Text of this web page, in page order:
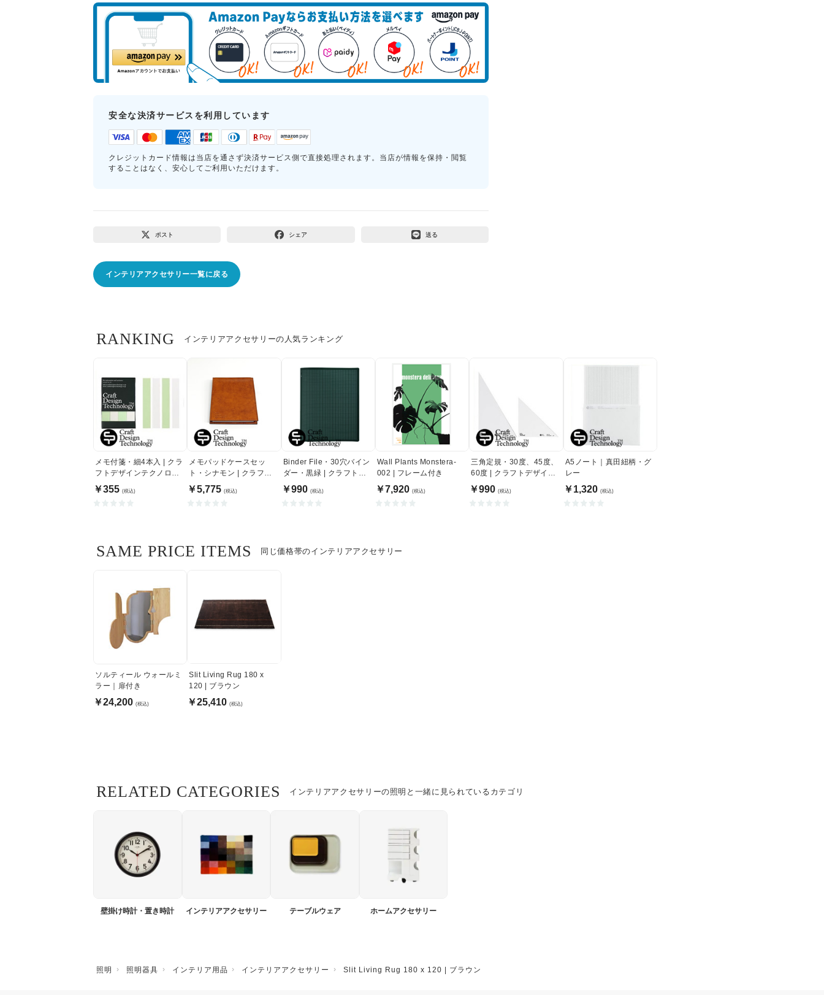
安全な決済サービスを利用しています
クレジットカード情報は当店を通さず決済サービス側で直接処理されます。当店が情報を保持・閲覧
することはなく、安心してご利用いただけます。
ポスト シェア 送る
インテリアアクセサリー一覧に戻る
インテリアアクセサリーの人気ランキング
RANKING
メモ付箋・細4本入 | クラ
フトデザインテクノロジ
ー
￥355 (税込)
メモパッドケースセッ
ト・シナモン | クラフト
デザインテクノロジー
￥5,775 (税込)
Binder File・30穴バイン
ダー・黒緑 | クラフトデ
ザインテクノロジー
￥990 (税込)
Wall Plants Monstera-
002 | フレーム付き
￥7,920 (税込)
三角定規・30度、45度、
60度 | クラフトデザイン
テクノロジー
￥990 (税込)
A5ノート｜真田紐柄・グ
レー
￥1,320 (税込)
同じ価格帯のインテリアアクセサリー
SAME PRICE ITEMS
ソルティール ウォールミ
ラー｜扉付き
￥24,200 (税込)
Slit Living Rug 180 x
120 | ブラウン
￥25,410 (税込)
インテリアアクセサリーの照明と一緒に見られているカテゴリ
RELATED CATEGORIES
壁掛け時計・置き時計 インテリアアクセサリー テーブルウェア ホームアクセサリー
照明 照明器具 インテリア用品 インテリアアクセサリー Slit Living Rug 180 x 120 | ブラウン